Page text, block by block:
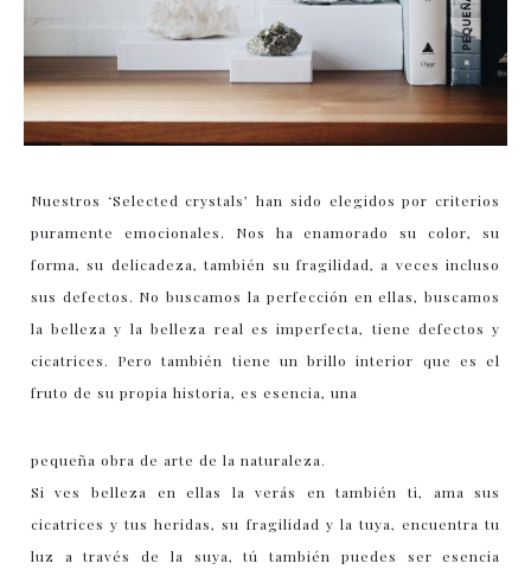
Nuestros ‘Selected crystals’ han sido elegidos por criterios
puramente emocionales. Nos ha enamorado su color, su
forma, su delicadeza, también su fragilidad, a veces incluso
sus defectos. No buscamos la perfección en ellas, buscamos
la belleza y la belleza real es imperfecta, tiene defectos y
cicatrices. Pero también tiene un brillo interior que es el
fruto de su propia historia, es esencia, una
pequeña obra de arte de la naturaleza.
Si ves belleza en ellas la verás en también ti, ama sus
cicatrices y tus heridas, su fragilidad y la tuya, encuentra tu
luz a través de la suya, tú también puedes ser esencia